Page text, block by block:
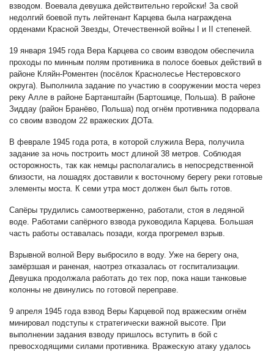
взводом. Воевала девушка действительно геройски! За свой
недолгий боевой путь лейтенант Карцева была награждена
орденами Красной Звезды, Отечественной войны I и II степеней.
19 января 1945 года Вера Карцева со своим взводом обеспечила
проходы по минным полям противника в полосе боевых действий в
районе Кляйн-Роментен (посёлок Краснолесье Нестеровского
округа). Выполнила задание по участию в сооружении моста через
реку Алле в районе Бартанштайн (Бартошице, Польша). В районе
Зиддау (район Бранёво, Польша) под огнём противника подорвала
со своим взводом 22 вражеских ДОТа.
В феврале 1945 года рота, в которой служила Вера, получила
задание за ночь построить мост длиной 38 метров. Соблюдая
осторожность, так как немцы располагались в непосредственной
близости, на лошадях доставили к восточному берегу реки готовые
элементы моста. К семи утра мост должен был быть готов.
Сапёры трудились самоотверженно, работали, стоя в ледяной
воде. Работами сапёрного взвода руководила Карцева. Большая
часть работы оставалась позади, когда прогремел взрыв.
Взрывной волной Веру выбросило в воду. Уже на берегу она,
замёрзшая и раненая, наотрез отказалась от госпитализации.
Девушка продолжала работать до тех пор, пока наши танковые
колонны не двинулись по готовой переправе.
9 апреля 1945 года взвод Веры Карцевой под вражеским огнём
минировал подступы к стратегически важной высоте. При
выполнении задания взводу пришлось вступить в бой с
превосходящими силами противника. Вражескую атаку удалось